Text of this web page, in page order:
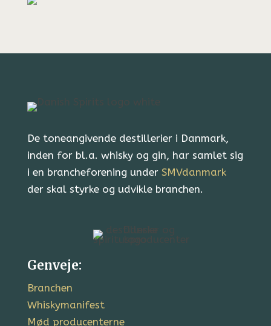
De toneangivende destillerier i Danmark,
inden for bl.a. whisky og gin, har samlet sig
i en brancheforening under SMVdanmark
der skal styrke og udvikle branchen.
Genveje:
Branchen
Whiskymanifest
Mød producenterne